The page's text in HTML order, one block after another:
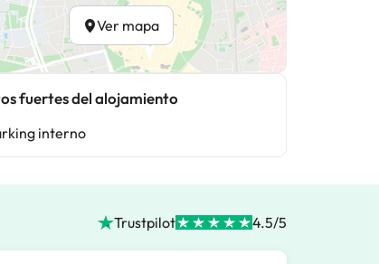
Ver mapa
fuertes del alojamiento
interno
Trustpilot 4.5/5